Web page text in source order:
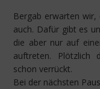
Bergab erwarten
auch. Dafür gibt es
die aber nur auf
auftreten. Plötzlich
schon verrückt.
Bei der nächsten